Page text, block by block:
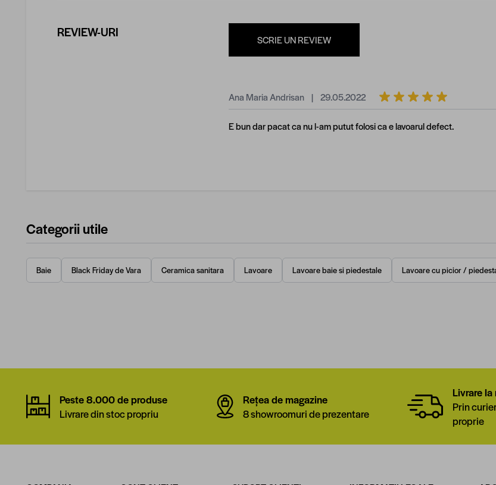
REVIEW-URI SCRIE UN REVIEW
Ana Maria Andrisan | 29 mai 2022
29.05.2022
E bun dar pacat ca nu l-am putut folosi ca e lavoarul defect.
Categorii utile
Baie Black Friday de Vara Ceramica sanitara Lavoare Lavoare baie si piedestale Lavoare cu picior /
Peste 8.000 de produse
Livrare din stoc propriu
Rețea de magazine
8 showroomuri de prezentare
Livrare
Prin
proprie